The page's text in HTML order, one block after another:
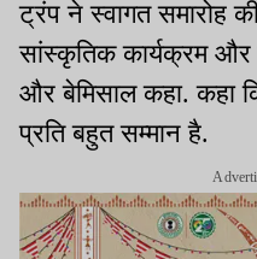
ट्रंप ने स्वागत समारोह
सांस्कृतिक कार्यक्रम
और बेमिसाल कहा. कहा
प्रति बहुत सम्मान है.